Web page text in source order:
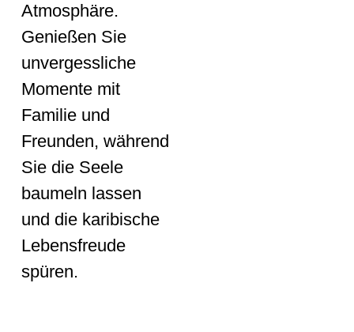
Atmosphäre.
Genießen Sie
unvergessliche
Momente mit
Familie und
Freunden, während
Sie die Seele
baumeln lassen
und die karibische
Lebensfreude
spüren.